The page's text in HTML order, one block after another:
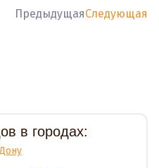
ПредыдущаяСледующая
в городах: